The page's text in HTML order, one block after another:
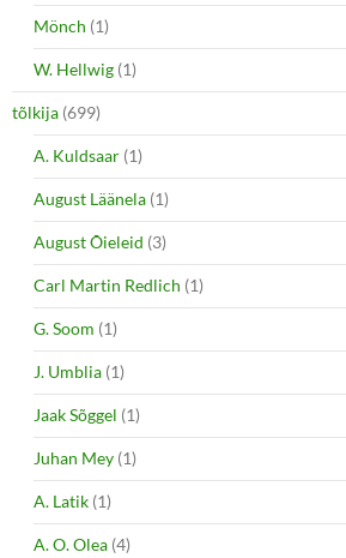
Mönch (1)
W. Hellwig (1)
tõlkija (699)
A. Kuldsaar (1)
August Läänela (1)
August Õieleid (3)
Carl Martin Redlich (1)
G. Soom (1)
J. Umblia (1)
Jaak Sõggel (1)
Juhan Mey (1)
A. Latik (1)
A. O. Olea (4)